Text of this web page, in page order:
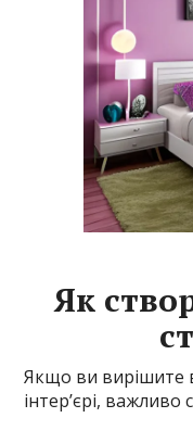
Як
Якщо ви вирішите
інтер’єрі, важливо